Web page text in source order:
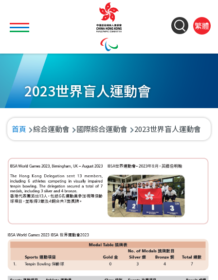
&
Font
繁體
Toggle main menu visibility
2023世界盲人運動會
導
航
連
結
首頁 綜合運動會 國際綜合運動會 2023世界盲人運動會